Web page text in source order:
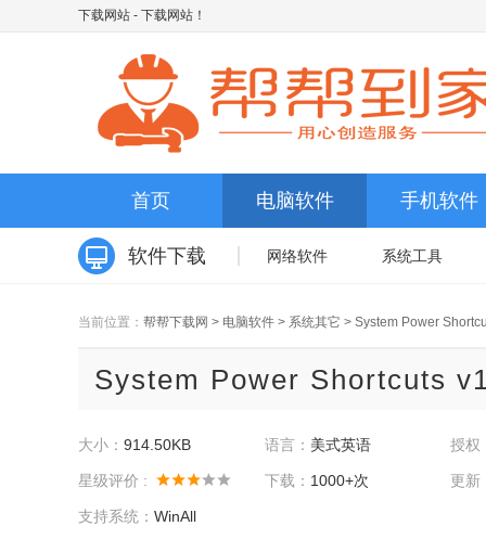
下载网站 - 下载网站！
首页 电脑软件 手机软件
软件下载 网络软件 系统工具
当前位置： 帮帮下载网 > 电脑软件 > 系统其它 > System Power
System Power Shortcuts
大小： 914.50KB 语言： 美式英语 授权
星级评价 : 下载： 1000+次 更新
支持系统： WinAll